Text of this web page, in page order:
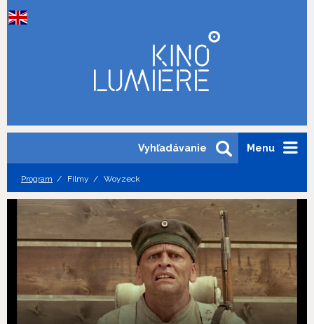
Menu
Vyhľadávanie
Program Filmy Woyzeck